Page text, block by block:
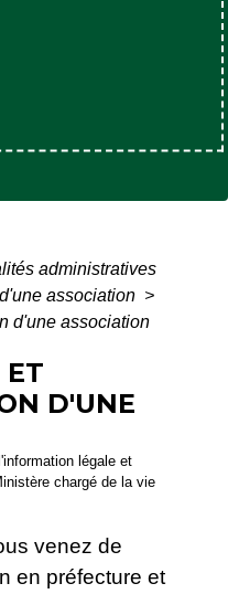
administratives
association >
d'une association
ET
D'UNE
légale et
chargé de la vie
venez de
en préfecture et